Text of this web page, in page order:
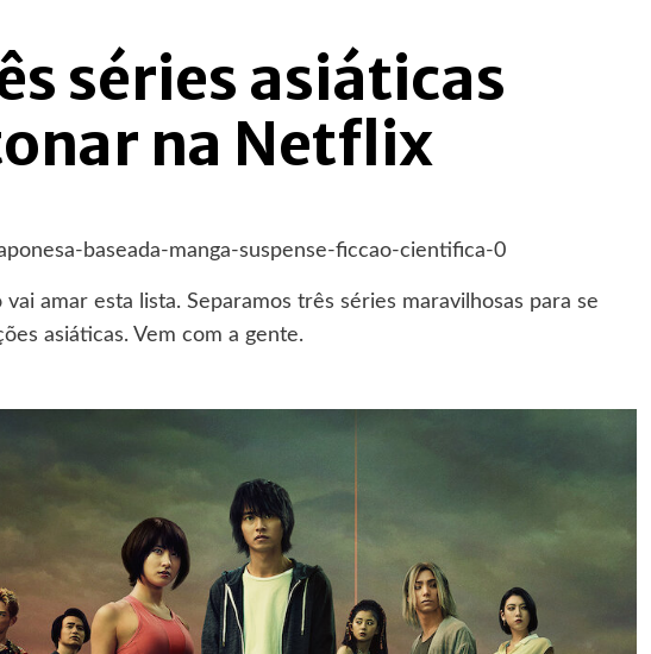
séries asiáticas
na Netflix
amar esta lista. Separamos três séries maravilhosas para se
asiáticas. Vem com a gente.